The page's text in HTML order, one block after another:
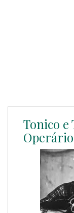
Tonico e
Operário
1979:
em